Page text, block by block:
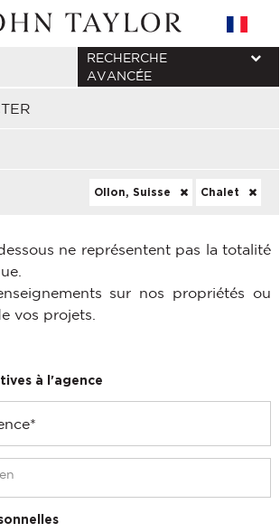
RECHERCHE
AVANCÉE
Ollon, Suisse Chalet
ne représentent pas la totalité
sur nos propriétés ou
vos projets.
à l'agence